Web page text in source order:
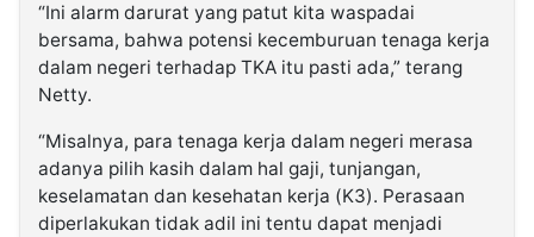
“Ini alarm darurat yang patut kita waspadai
bersama, bahwa potensi kecemburuan tenaga kerja
dalam negeri terhadap TKA itu pasti ada,” terang
Netty.
“Misalnya, para tenaga kerja dalam negeri merasa
adanya pilih kasih dalam hal gaji, tunjangan,
keselamatan dan kesehatan kerja (K3). Perasaan
diperlakukan tidak adil ini tentu dapat menjadi